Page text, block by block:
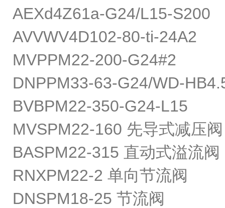
AEXd4Z61a-G24/L15-S200
AVVWV4D102-80-ti-24A2
MVPPM22-200-G24#2
DNPPM33-63-G24/WD-
BVBPM22-350-G24-L15
MVSPM22-160 先导式减压阀
BASPM22-315 直动式溢流阀
RNXPM22-2 单向节流阀
DNSPM18-25 节流阀